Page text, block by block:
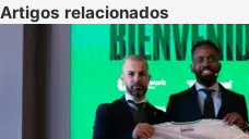
Artigos relacionados